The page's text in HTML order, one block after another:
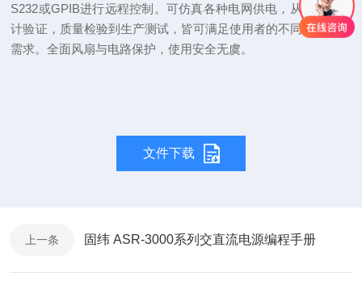
S232或GPIB进行远程控制。可仿真各种电网供电，从研发的设
计验证，质量检验到生产测试，皆可满足使用者的不同环境测试
需求。全面风扇与电路保护，使用安全无虞。
文件下载
上一条 固纬 ASR-3000系列交直流电源编程手册